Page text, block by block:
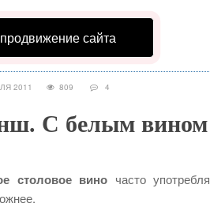
сайта
2011 809 4
С белым вином
столовое вино часто